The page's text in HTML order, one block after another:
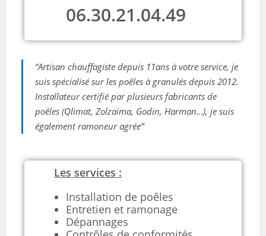
06.30.21.04.49
“Artisan chauffagiste depuis 11ans à votre service, je
suis spécialisé sur les poêles à granulés depuis 2012.
Installateur certifié par plusieurs fabricants de
poêles (Qlimat, Zolzaima, Godin, Harman…), je suis
également ramoneur agrée”
Les services :
Installation de poêles
Entretien et ramonage
Dépannages